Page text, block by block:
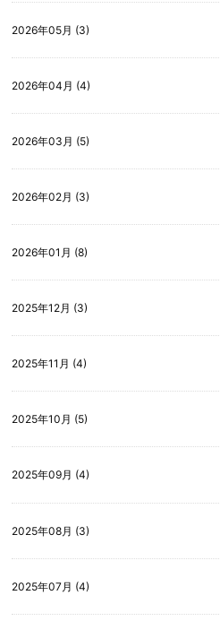
2026年05月 (3)
2026年04月 (4)
2026年03月 (5)
2026年02月 (3)
2026年01月 (8)
2025年12月 (3)
2025年11月 (4)
2025年10月 (5)
2025年09月 (4)
2025年08月 (3)
2025年07月 (4)